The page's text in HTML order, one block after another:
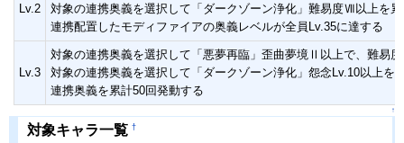
Lv.2
対象の連携奥義を選択して「ダークゾーン浄化」難易度Ⅶ以上を
連携配置したモディファイアの奥義レベルが全員Lv.35に達する
Lv.3
対象の連携奥義を選択して「悪夢再臨」歪曲夢境Ⅱ以上で、難易
対象の連携奥義を選択して「ダークゾーン浄化」怨念Lv.10以上を
連携奥義を累計50回発動する
↑
対象キャラ一覧 †